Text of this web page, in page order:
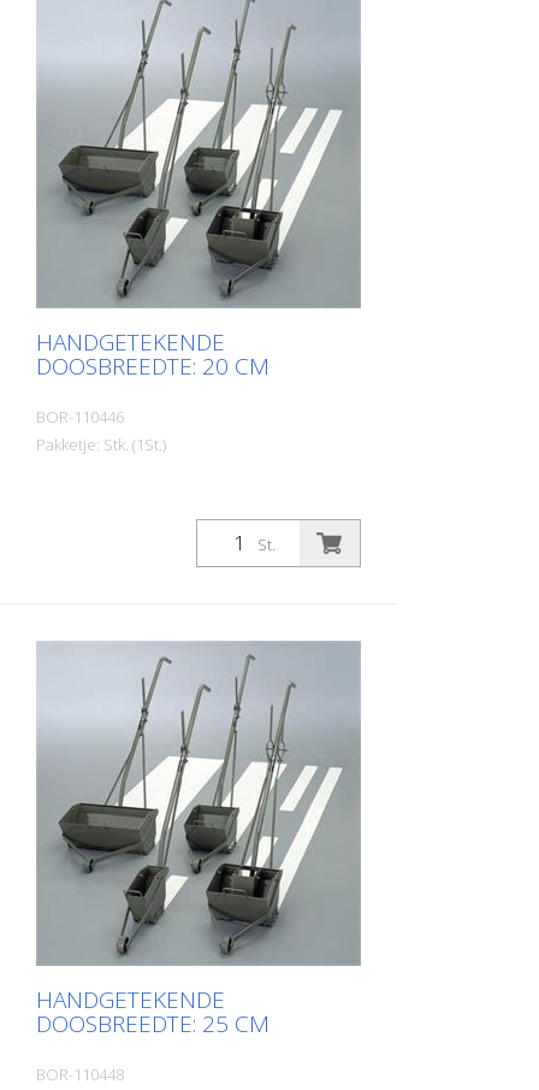
HANDGETEKENDE
DOOSBREEDTE: 20 CM
BOR-110446
Pakketje: Stk. (1St.)
St.
HANDGETEKENDE
DOOSBREEDTE: 25 CM
BOR-110448